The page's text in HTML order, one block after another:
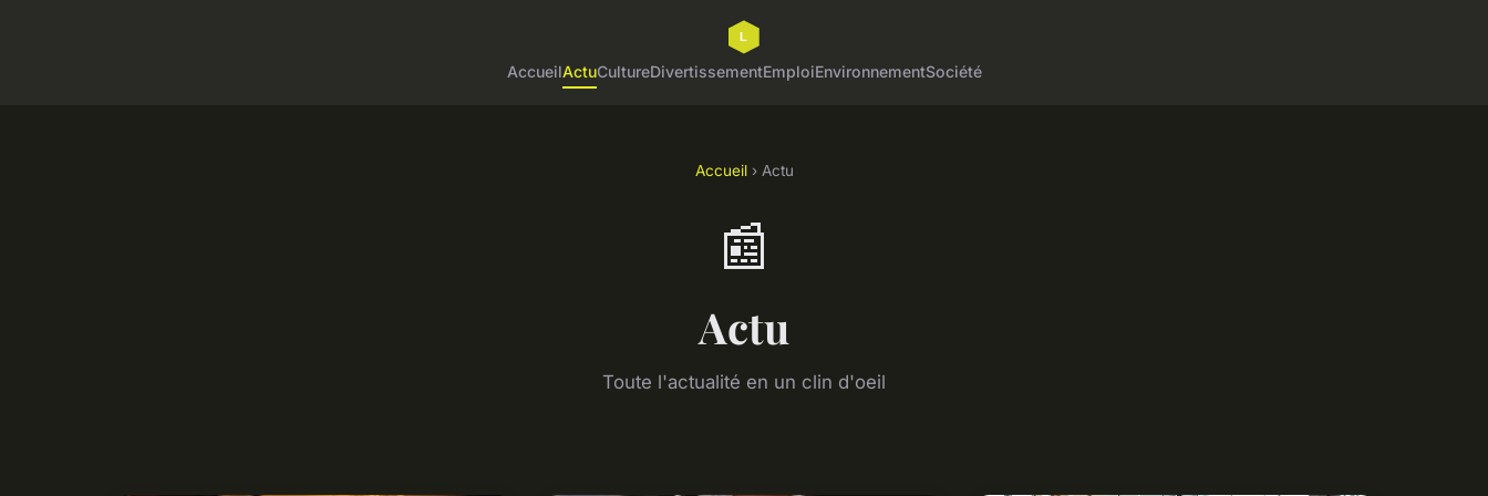
AccueilActuCultureDivertissementEmploiEnvironnementSociété
Accueil› Actu
📰
Actu
Toute l'actualité en un clin d'oeil